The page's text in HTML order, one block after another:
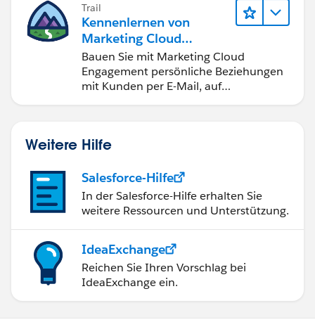
Trail
Kennenlernen von
Marketing Cloud
Engagement
Bauen Sie mit Marketing Cloud
Engagement persönliche Beziehungen
mit Kunden per E-Mail, auf
Weitere Hilfe
Salesforce-Hilfe
In der Salesforce-Hilfe erhalten Sie
weitere Ressourcen und Unterstützung.
IdeaExchange
Reichen Sie Ihren Vorschlag bei
IdeaExchange ein.